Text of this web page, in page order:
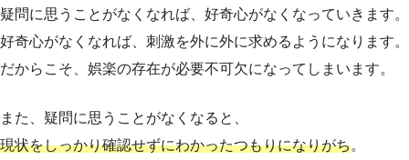
疑問に思うことがなくなれば、好奇心がなくなっていきます。
好奇心がなくなれば、刺激を外に外に求めるようになります。
だからこそ、娯楽の存在が必要不可欠になってしまいます。
また、疑問に思うことがなくなると、
現状をしっかり確認せずにわかったつもりになりがち。